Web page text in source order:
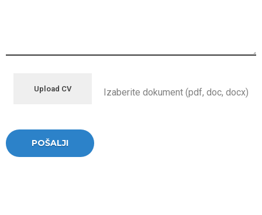
Upload CV Izaberite dokument (pdf, doc, docx)